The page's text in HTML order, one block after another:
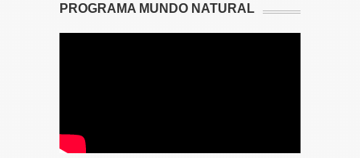
PROGRAMA MUNDO NATURAL